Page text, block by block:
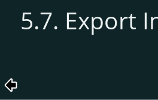
5.7. Export